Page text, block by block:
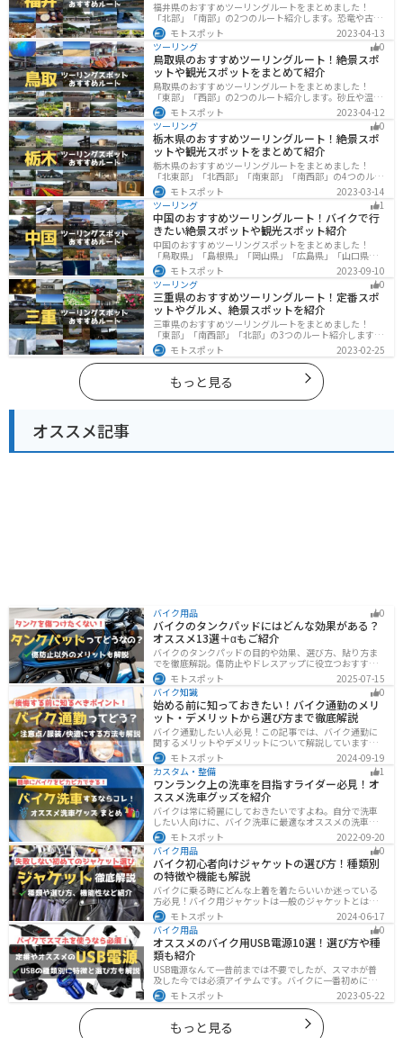
福井県のおすすめツーリングルートをまとめました！
「北部」「南部」の2つのルート紹介します。恐竜や古代
遺跡、温泉地など魅力に溢れるスポットが多数ありま
す。バイクで福井県にツーリングに行く際は参考にして
ください。
モトスポット
2023-04-13
ツーリング
0
鳥取県のおすすめツーリングルート！絶景スポ
ットや観光スポットをまとめて紹介
鳥取県のおすすめツーリングルートをまとめました！
「東部」「西部」の2つのルート紹介します。砂丘や温泉
地、歴史ある城跡など魅力溢れるスポットが多数あるの
で楽しめます。バイクで鳥取県にツーリングに行く際は
参考にしてください。
モトスポット
2023-04-12
ツーリング
0
栃木県のおすすめツーリングルート！絶景スポ
ットや観光スポットをまとめて紹介
栃木県のおすすめツーリングルートをまとめました！
「北東部」「北西部」「南東部」「南西部」の4つのルー
ト紹介します。日本を代表する神社や広大な山や滝、湖
などを歴史や自然を満喫するツーリングができます。バ
イクで栃木県にツーリングに行く際は参考にしてくださ
い。
モトスポット
2023-03-14
ツーリング
1
中国のおすすめツーリングルート！バイクで行
きたい絶景スポットや観光スポット紹介
中国のおすすめツーリングスポットをまとめました！
「鳥取県」「島根県」「岡山県」「広島県」「山口県」
の各県の観光地紹介します。自然豊かな山々や湖、温泉
地が点在し、四季折々の景色を楽しめるスポットが多数
あります。バイクで中国にツーリングに行く際は参考に
してください。
モトスポット
2023-09-10
ツーリング
0
三重県のおすすめツーリングルート！定番スポ
ットやグルメ、絶景スポットを紹介
三重県のおすすめツーリングルートをまとめました！
「東部」「南西部」「北部」の3つのルート紹介します。
標高の高いスカイラインからリアス式海岸まであるの
で、飽きることなくツーリングを堪能できます。バイク
で三重県にツーリングに行く際は参考にしてください。
モトスポット 2023-02-25
もっと見る
オススメ記事
バイク用品 0
バイクのタンクパッドにはどんな効果がある？
オススメ13選＋αもご紹介
バイクのタンクパッドの目的や効果、選び方、貼り方ま
でを徹底解説。傷防止やドレスアップに役立つおすすめ
アイテムも紹介。初心者にも分かりやすい内容で、タン
クパッド選びに迷っている方に最適な情報をお届けしま
す。
モトスポット
2025-07-15
バイク知識
0
始める前に知っておきたい！バイク通勤のメリ
ット・デメリットから選び方まで徹底解説
バイク通勤したい人必見！この記事では、バイク通勤に
関するメリットやデメリットについて解説しています。
実は通勤時間を短縮できるメリットがありますが、会社
によっては許可されない場合もあるので、事前に確認が
必要です。この記事を読めばバイク通勤の始め方がわか
ります。
モトスポット
2024-09-19
カスタム・整備
1
ワンランク上の洗車を目指すライダー必見！オ
ススメ洗車グッズを紹介
バイクは常に綺麗にしておきたいですよね。自分で洗車
したい人向けに、バイク洗車に最適なオススメの洗車グ
ッズを紹介します。汚れを落とすシャンプーからツヤを
出すワックスまで全て紹介します。自分でバイク洗車を
しようと思っている方は参考にしてください。
モトスポット
2022-09-20
バイク用品
0
バイク初心者向けジャケットの選び方！種類別
の特徴や機能も解説
バイクに乗る時にどんな上着を着たらいいか迷っている
方必見！バイク用ジャケットは一般のジャケットとは違
い、バイク専用に作られています。動きやすさ・快適
さ・機能性・デザイン性など様々なメリットがありま
す。この記事では、ジャケットの種類や選び方など初心
者が知っておくべきことをまとめました。
モトスポット
2024-06-17
バイク用品
0
オススメのバイク用USB電源10選！選び方や種
類も紹介
USB電源なんて一昔前までは不要でしたが、スマホが普
及した今では必須アイテムです。バイクに一番初めにつ
けたいグッズです。この記事では、そんなバイク用USB電
源の種類や選び方、オススメ商品を厳選して紹介します
ので、ぜひ参考にしてください。
モトスポット 2023-05-22
もっと見る